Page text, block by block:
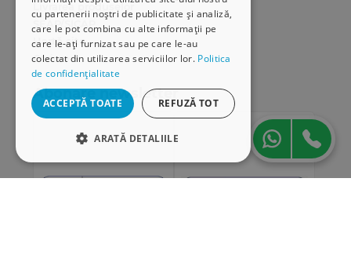
cu partenerii noștri de publicitate și analiză,
care le pot combina cu alte informații pe
care le-ați furnizat sau pe care le-au
colectat din utilizarea serviciilor lor. Politica
de confidențialitate
ACCEPTĂ TOATE REFUZĂ TOT
ARATĂ DETALIILE
Livrarea produselor
SEAP/SICAP
Hartă site
Cariere
Abonare newsletter